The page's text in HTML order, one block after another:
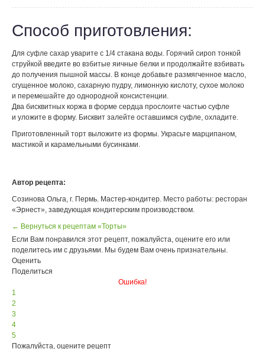
Способ приготовления:
Для суфле сахар уварите с 1/4 стакана воды. Горячий сироп тонкой
струйкой введите во взбитые яичные белки и продолжайте взбивать
до получения пышной массы. В конце добавьте размягченное масло,
сгущенное молоко, сахарную пудру, лимонную кислоту, сухое молоко
и перемешайте до однородной консистенции.
Два бисквитных коржа в форме сердца прослоите частью суфле
и уложите в форму. Бисквит залейте оставшимся суфле, охладите.
Приготовленный торт выложите из формы. Украсьте марципаном,
мастикой и карамельными бусинками.
Автор рецепта:
Созинова Ольга, г. Пермь. Мастер-кондитер. Место работы: ресторан
«Эрнест», заведующая кондитерским производством.
← Вернуться к рецептам «Торты»
Если Вам понравился этот рецепт, пожалуйста, оцените его или
поделитесь им с друзьями. Мы будем Вам очень признательны.
Оценить
Поделиться
Ошибка!
1
2
3
4
5
Пожалуйста, оцените рецепт